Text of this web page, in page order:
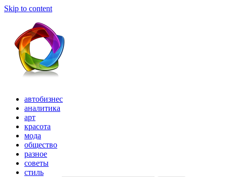
Skip to content
автобизнес
аналитика
арт
красота
мода
общество
разное
советы
стиль